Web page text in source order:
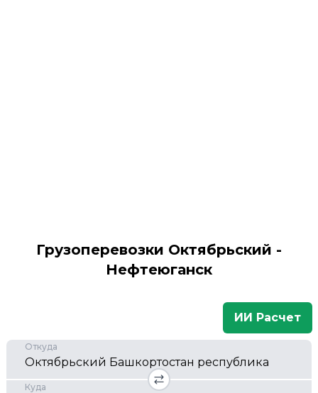
Грузоперевозки Октябрьский -
Нефтеюганск
ИИ Расчет
Откуда
Куда